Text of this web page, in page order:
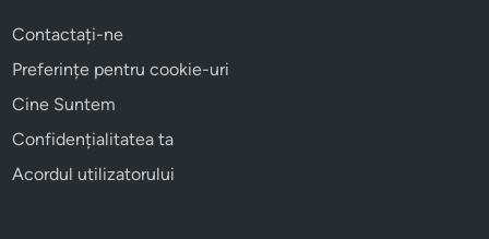
Contactați-ne
Preferințe pentru cookie-uri
Cine Suntem
Confidențialitatea ta
Acordul utilizatorului